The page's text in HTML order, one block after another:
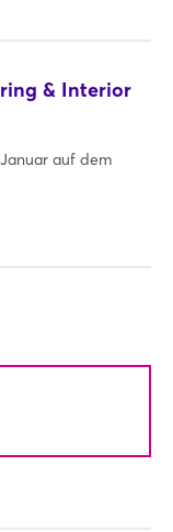
& Interior
auf dem